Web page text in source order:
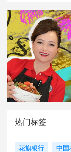
热门标签
花旗银行 中国